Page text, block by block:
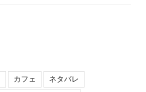
カフェ ネタバレ